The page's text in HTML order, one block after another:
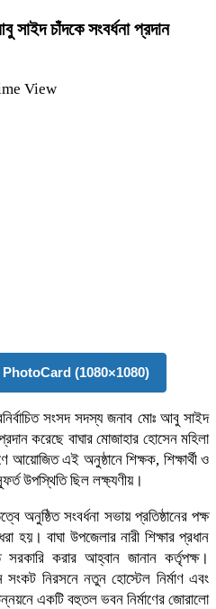
চাঁদকে সংবর্ধনা প্রদান
View
(1080×1080)
সংসদ সদস্য জনাব মোঃ আবু সাইদ
করেছে বাঘার মোজাহার হোসেন মহিলা
এই অনুষ্ঠানে শিক্ষক, শিক্ষার্থী ও
উপস্থিতি ছিল লক্ষ্যণীয়।
অনুষ্ঠিত সংবর্ধনা সভায় প্রতিষ্ঠানের পক্ষ
হয়। বাঘা উপজেলার নারী শিক্ষার প্রধান
করার আহ্বান জানান কর্তৃপক্ষ।
সংকট নিরসনে নতুন হোস্টেল নির্মাণ এবং
একটি বহুতল ভবন নির্মাণের জোরালো